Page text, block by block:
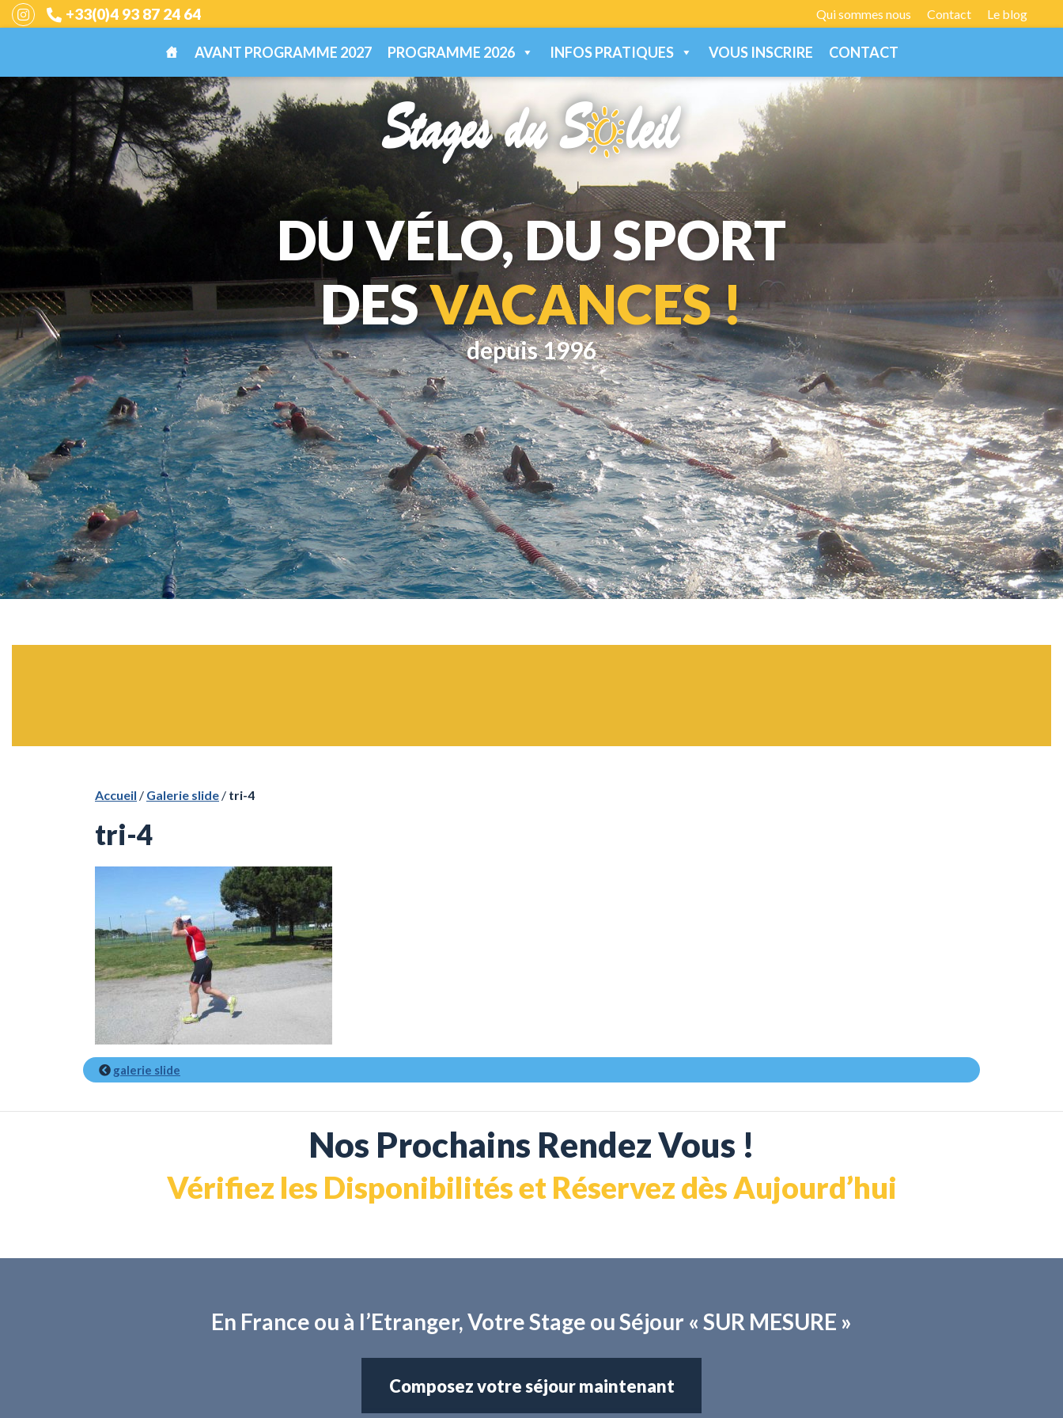
+33(0)4 93 87 24 64 Qui sommes nous Contact Le blog
AVANT PROGRAMME 2027 PROGRAMME 2026 INFOS PRATIQUES VOUS INSCRIRE CONTACT
DU VÉLO, DU SPORT
DESVACANCES !
depuis 1996
Accueil / Galerie slide / tri-4
tri-4
galerie slide
Nos Prochains Rendez Vous !
Vérifiez les Disponibilités et Réservez dès Aujourd’hui
En France ou à l’Etranger, Votre Stage ou Séjour « SUR MESURE »
Composez votre séjour maintenant